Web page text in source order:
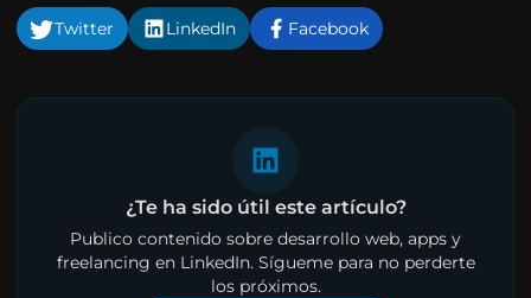
Twitter LinkedIn Facebook
¿Te ha sido útil este artículo?
Publico contenido sobre desarrollo web, apps y
freelancing en LinkedIn. Sígueme para no perderte
los próximos.